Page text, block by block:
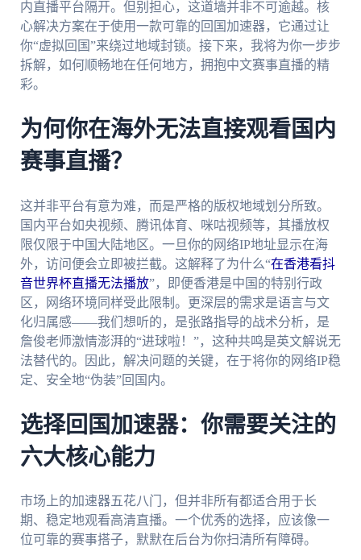
内直播平台隔开。但别担心，这道墙并非不可逾越。核
心解决方案在于使用一款可靠的回国加速器，它通过让
你“虚拟回国”来绕过地域封锁。接下来，我将为你一步步
拆解，如何顺畅地在任何地方，拥抱中文赛事直播的精
彩。
为何你在海外无法直接观看国内
赛事直播？
这并非平台有意为难，而是严格的版权地域划分所致。
国内平台如央视频、腾讯体育、咪咕视频等，其播放权
限仅限于中国大陆地区。一旦你的网络IP地址显示在海
外，访问便会立即被拦截。这解释了为什么“在香港看抖
音世界杯直播无法播放”，即便香港是中国的特别行政
区，网络环境同样受此限制。更深层的需求是语言与文
化归属感——我们想听的，是张路指导的战术分析，是
詹俊老师激情澎湃的“进球啦！”，这种共鸣是英文解说无
法替代的。因此，解决问题的关键，在于将你的网络IP稳
定、安全地“伪装”回国内。
选择回国加速器：你需要关注的
六大核心能力
市场上的加速器五花八门，但并非所有都适合用于长
期、稳定地观看高清直播。一个优秀的选择，应该像一
位可靠的赛事搭子，默默在后台为你扫清所有障碍。